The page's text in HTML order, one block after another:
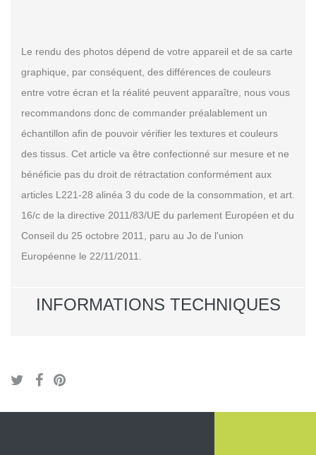
Le rendu des photos dépend de votre appareil et de sa carte
graphique, par conséquent, des différences de couleurs
entre votre écran et la réalité peuvent apparaître, nous vous
recommandons donc de commander préalablement un
échantillon afin de pouvoir vérifier les textures et couleurs
des tissus. Cet article va être confectionné sur mesure et ne
bénéficie pas du droit de rétractation conformément aux
articles L221-28 alinéa 3 du code de la consommation, et art.
16/c de la directive 2011/83/UE du parlement Européen et du
Conseil du 25 octobre 2011, paru au Jo de l'union
Européenne le 22/11/2011.
INFORMATIONS TECHNIQUES